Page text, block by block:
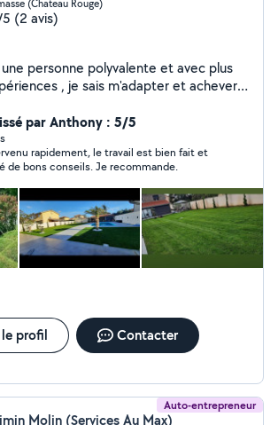
(Chateau Rouge)
(2 avis)
, je sais m'adapter et achever
vous êtes intéressé merci à vous
par Anthony : 5/5
rapidement, le travail est bien fait et
de bons conseils. Je recommande.
profil Contacter
Auto-entrepreneur
Molin (Services Au Max)